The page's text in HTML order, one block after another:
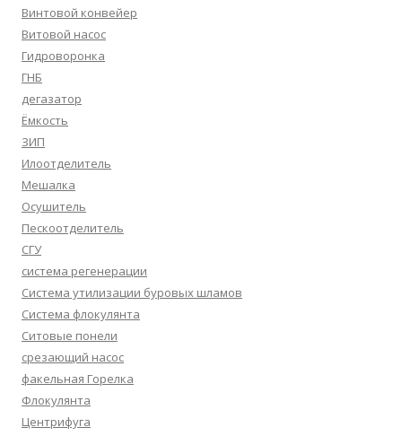
Винтовой конвейер
Витовой насос
Гидроворонка
ГНБ
дегазатор
Ёмкость
ЗИП
Илоотделитель
Мешалка
Осушитель
Пескоотделитель
СГУ
система регенерации
Система утилизации буровых шламов
Система флокулянта
Ситовые понели
срезающий насос
факельная Горелка
Флокулянта
Центрифуга